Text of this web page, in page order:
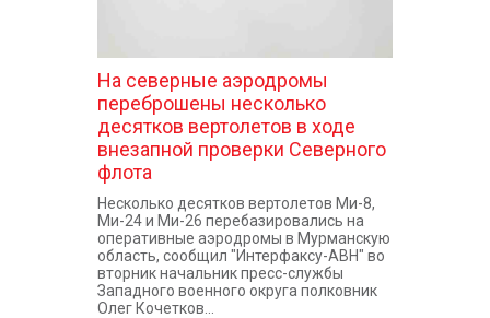
На северные аэродромы
переброшены несколько
десятков вертолетов в ходе
внезапной проверки Северного
флота
Несколько десятков вертолетов Ми-8,
Ми-24 и Ми-26 перебазировались на
оперативные аэродромы в Мурманскую
область, сообщил "Интерфаксу-АВН" во
вторник начальник пресс-службы
Западного военного округа полковник
Олег Кочетков...